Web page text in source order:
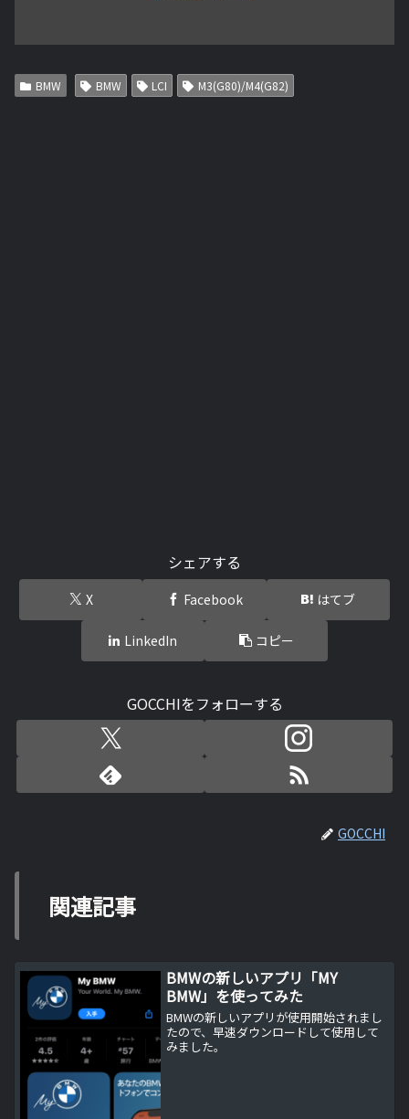
BMW BMW LCI M3(G80)/M4(G82)
シェアする
X Facebook はてブ
LinkedIn コピー
GOCCHIをフォローする
GOCCHI
関連記事
BMWの新しいアプリ「MY
BMW」を使ってみた
BMWの新しいアプリが使用開始されまし
たので、早速ダウンロードして使用して
みました。